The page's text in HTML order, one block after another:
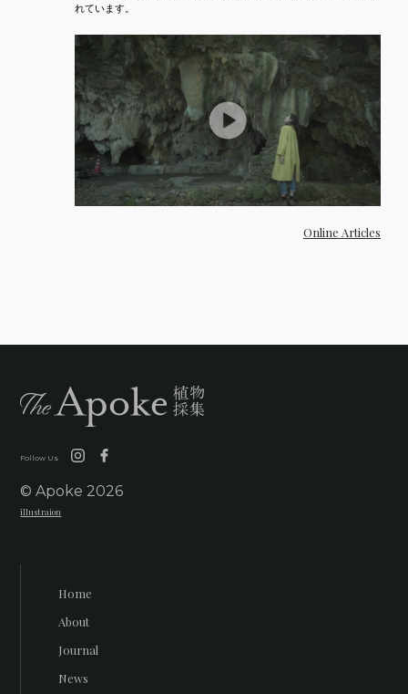
れています。
Online Articles
Follow Us
© Apoke 2026
illustraion
Home
About
Journal
News